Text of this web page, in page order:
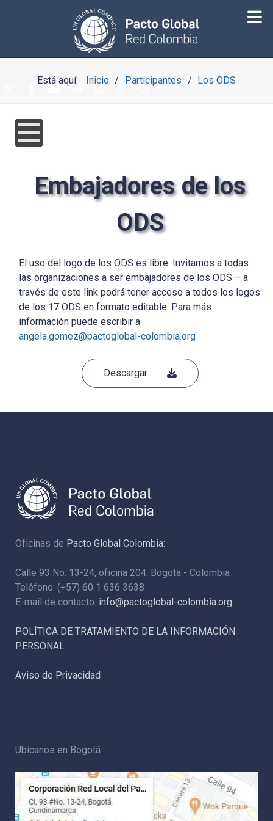
Está aquí: Inicio Participantes Los ODS
Embajadores de los
ODS
El uso del logo de los ODS es libre. Invitamos a todas
las organizaciones a ser embajadores de los ODS – a
través de este link podrá tener acceso a todos los logos
de los 17 ODS en formato editable. Para más
información puede escribir a
angela.gomez@pactoglobal-colombia.org
Descargar
Oficinas de Pacto Global Colombia:
Calle 93 No. 13-24, oficina 204. Bogotá - Colombia
Teléfono: (+57) 60 1 636 3638
E-mail de contacto: info@pactoglobal-colombia.org
POLÍTICA DE TRATAMIENTO DE LA INFORMACIÓN
PERSONAL
Aviso de Privacidad
Ubícanos en Bogotá